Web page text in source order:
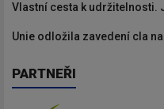
Vlastní cesta k udržitelnosti.
Unie odložila zavedení cla
PARTNEŘI